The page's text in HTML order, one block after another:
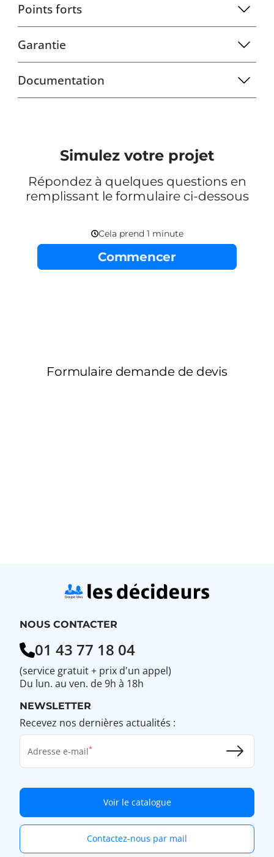
Points forts
Garantie
Documentation
Simulez votre projet
Répondez à quelques questions en
remplissant le formulaire ci-dessous
NOUS CONTACTER
01 43 77 18 04
(service gratuit + prix d'un appel)
Du lun. au ven. de 9h à 18h
NEWSLETTER
Recevez nos dernières actualités :
Adresse e-mail
Voir le catalogue
Contactez-nous par mail